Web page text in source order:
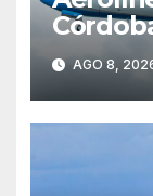
AGO 8,